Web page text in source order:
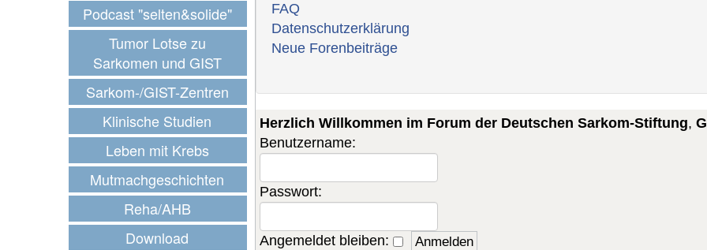
Podcast "selten&solide"
Tumor Lotse zu
Sarkomen und GIST
Sarkom-/GIST-Zentren
Klinische Studien
Leben mit Krebs
Mutmachgeschichten
Reha/AHB
Download
FAQ
Datenschutzerklärung
Neue Forenbeiträge
Herzlich Willkommen im Forum der Deutschen Sarkom-Stiftung,
Benutzername:
Passwort:
Angemeldet bleiben: